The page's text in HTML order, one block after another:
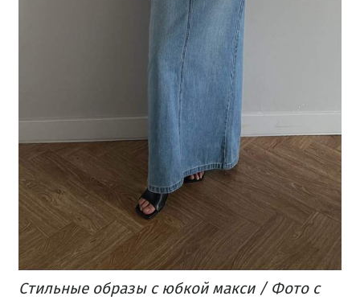
Стильные образы с юбкой макси / Фото с